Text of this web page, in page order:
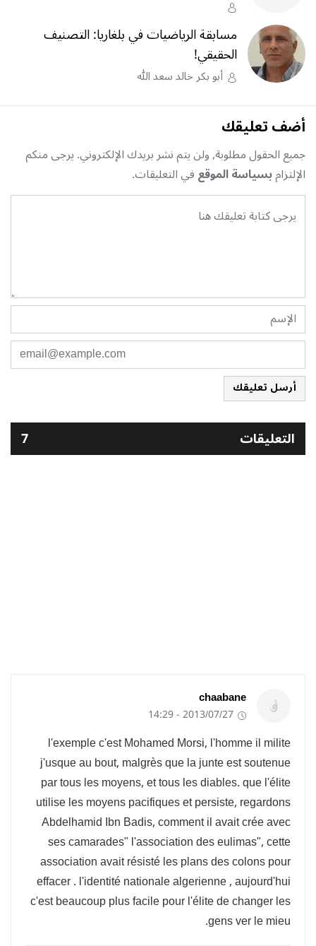
مسابقة الرياضيات في بلغاريا: التصنيف
الحقيقي!
أبو بكر خالد سعد الله
أضف تعليقك
جميع الحقول مطلوبة, ولن يتم نشر بريدك الإلكتروني. يرجى منكم
الإلتزامبسياسة الموقعفي التعليقات.
أرسل تعليقك
التعليقات 7
chaabane
2013/07/27 - 14:29
l'exemple c'est Mohamed Morsi, l'homme il milite
j'usque au bout, malgrès que la junte est soutenue
par tous les moyens, et tous les diables. que l'élite
utilise les moyens pacifiques et persiste, regardons
Abdelhamid Ibn Badis, comment il avait crée avec
ses camarades" l'association des eulimas", cette
association avait résisté les plans des colons pour
effacer . l'identité nationale algerienne , aujourd'hui
c'est beaucoup plus facile pour l'élite de changer les
gens ver le mieu.